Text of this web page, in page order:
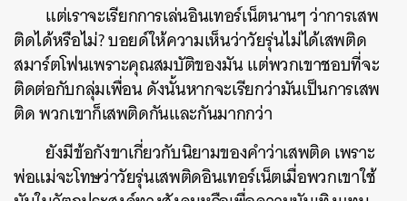
แต่เราจะเรียกการเล่นอินเทอร์เน็ตนานๆ ว่าการเสพ
ติดได้หรือไม่? บอยด์ให้ความเห็นว่าวัยรุ่นไม่ได้เสพติด
สมาร์ตโฟนเพราะคุณสมบัติของมัน แต่พวกเขาชอบที่จะ
ติดต่อกับกลุ่มเพื่อน ดังนั้นหากจะเรียกว่ามันเป็นการเสพ
ติด พวกเขาก็เสพติดกันและกันมากกว่า
ยังมีข้อกังขาเกี่ยวกับนิยามของคำว่าเสพติด เพราะ
พ่อแม่จะโทษว่าวัยรุ่นเสพติดอินเทอร์เน็ตเมื่อพวกเขาใช้